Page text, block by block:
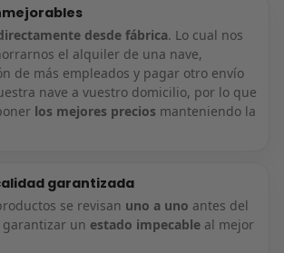
desde fábrica. Lo cual nos
el alquiler de una nave,
de más empleados y pagar otro envío
nave a vuestro domicilio, por lo que
los mejores precios manteniendo la
garantizada
se revisan uno a uno antes del
garantizar un estado impecableal mejor